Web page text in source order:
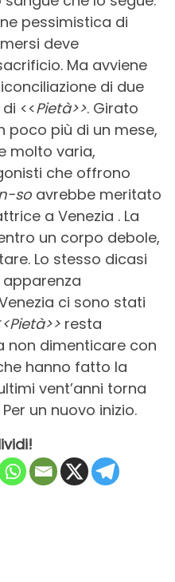
pessimistica di
deve
Ma avviene
di due
<<Pietà>>. Girato
poco più di un mese,
molto varia,
che offrono
so avrebbe meritato
a Venezia . La
un corpo debole,
Lo stesso dicasi
apparenza
ci sono stati
resta
non dimenticare con
hanno fatto la
vent’anni torna
un nuovo inizio.